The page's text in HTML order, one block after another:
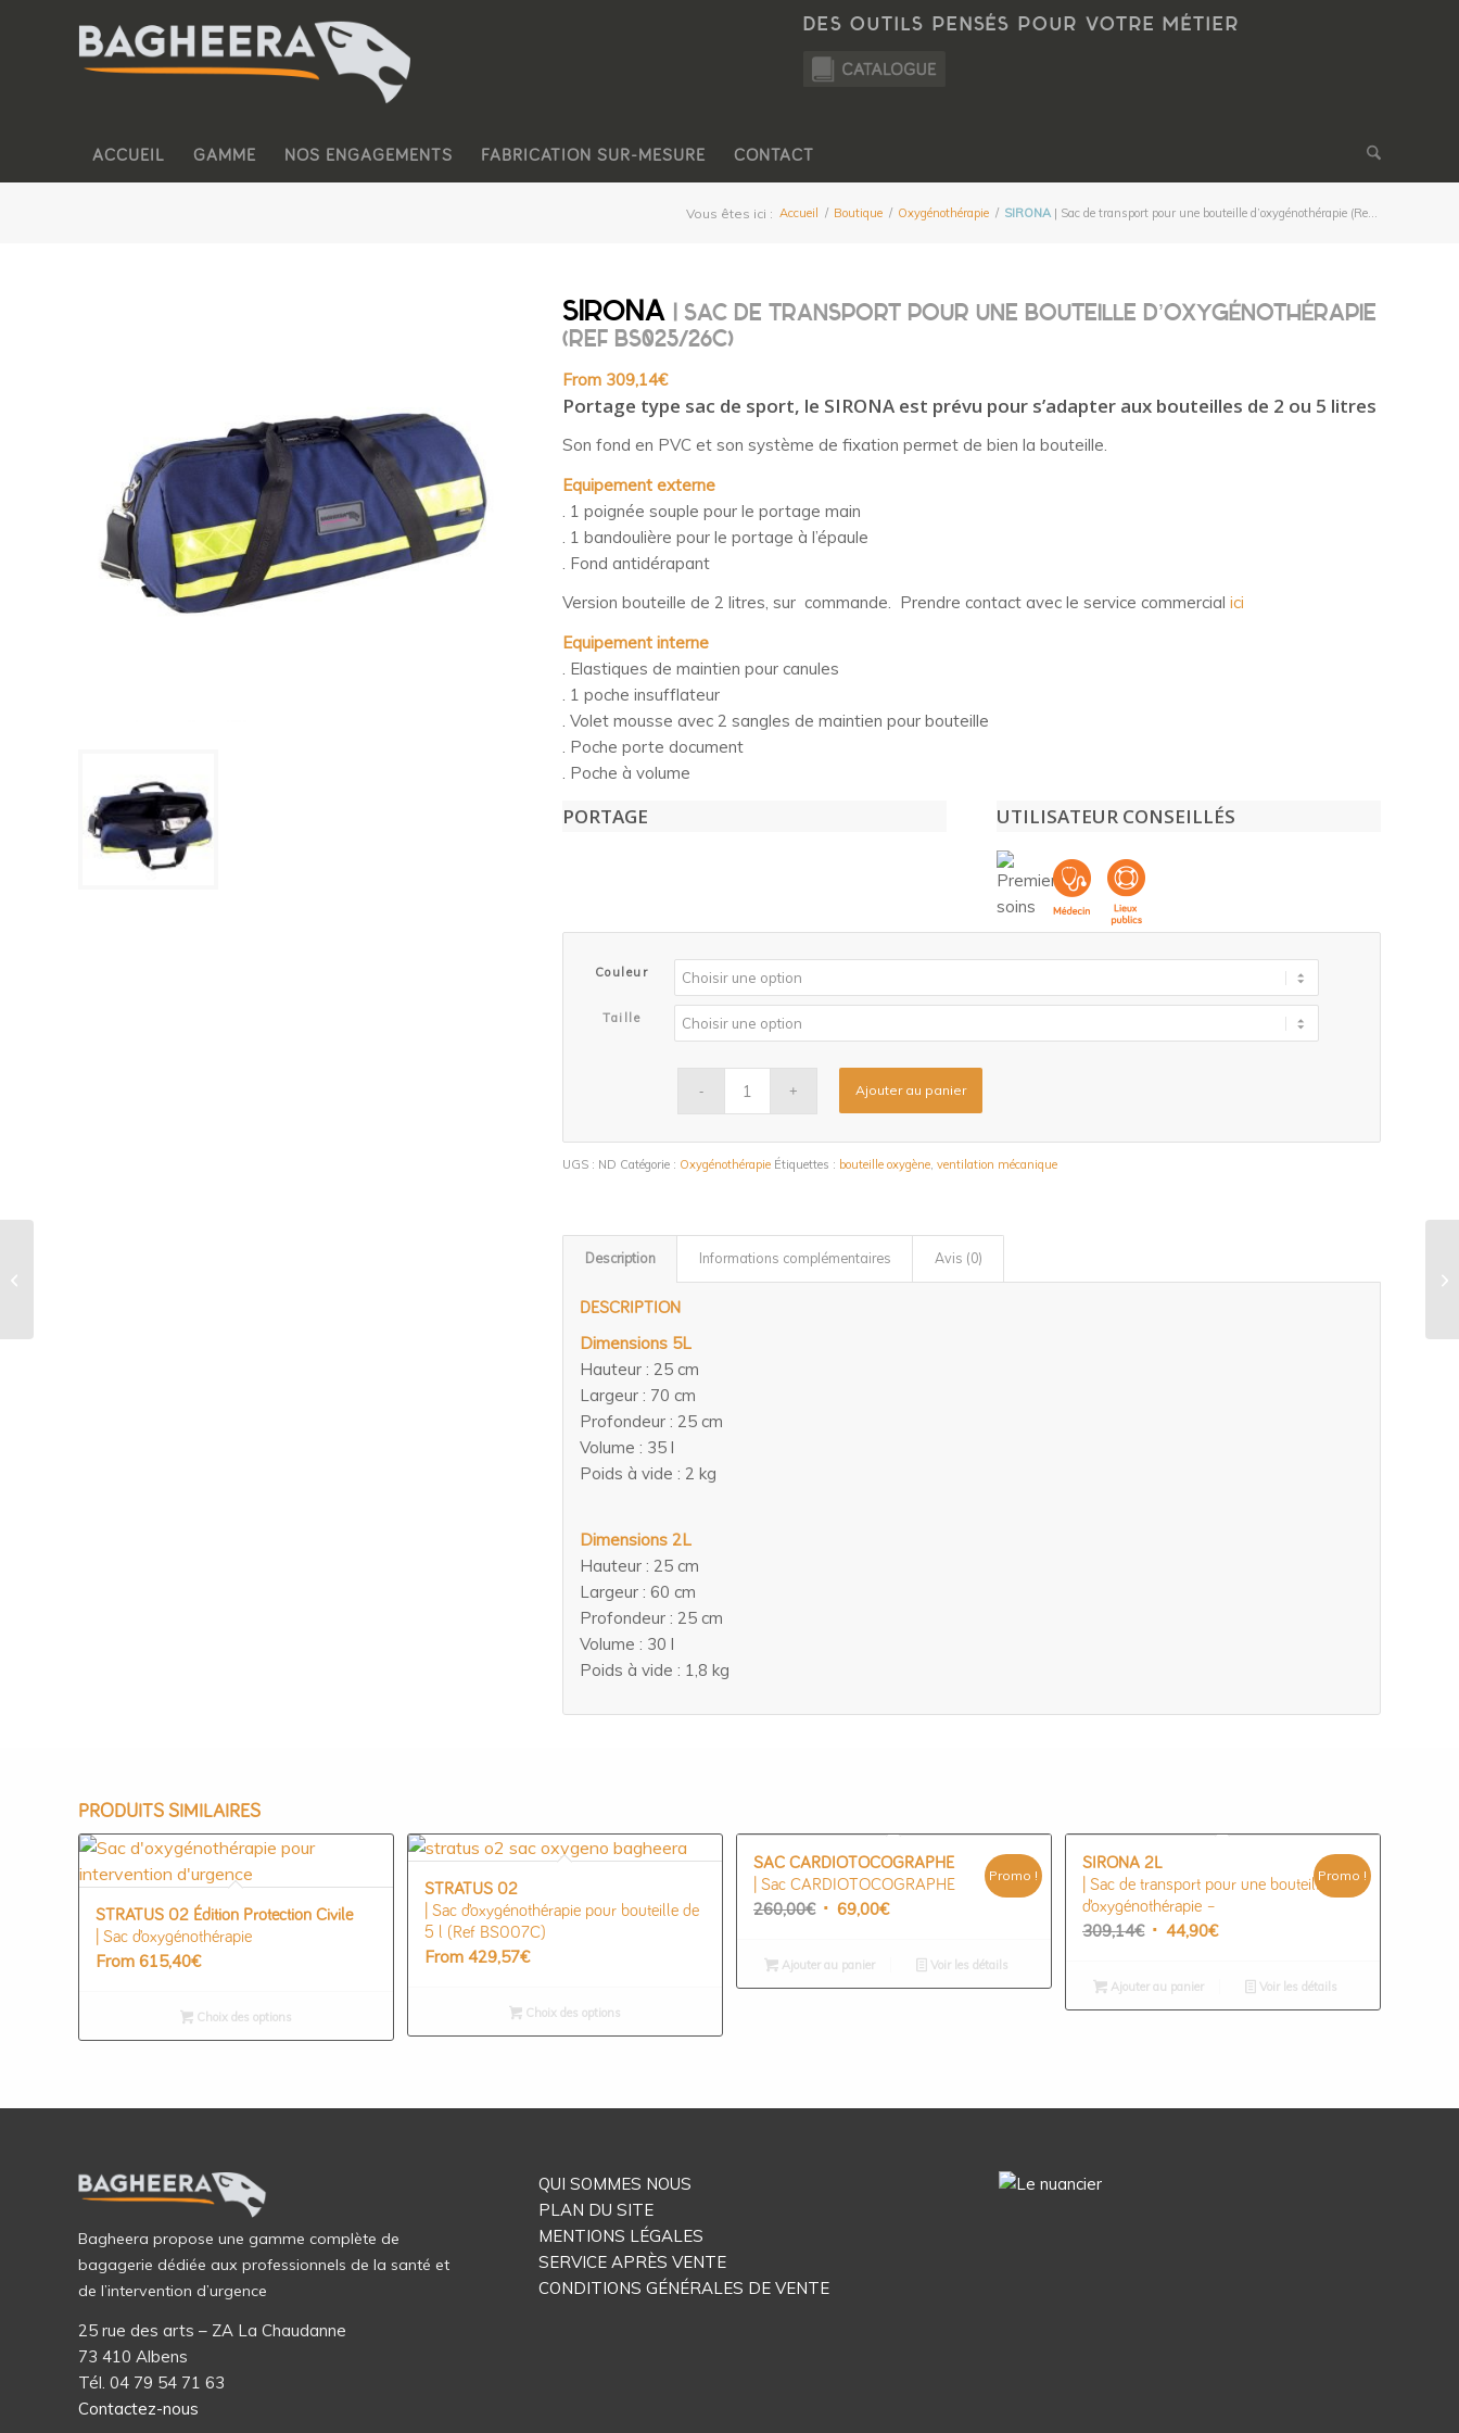
DES OUTILS PENSÉS POUR VOTRE MÉTIER
ACCUEIL GAMME NOS ENGAGEMENTS FABRICATION SUR-MESURE CONTACT
Vous êtes ici : Accueil / Boutique / Oxygénothérapie / SIRONA | Sac de transport pour une bouteille d’oxygénothérapie (Re...
SIRONA | SAC DE TRANSPORT POUR UNE BOUTEILLE D’OXYGÉNOTHÉRAPIE
(REF BS025/26C)
From 309,14€
​Portage type sac de sport, le SIRONA est prévu pour s’adapter aux bouteilles de 2 ou 5 litres
Son fond en PVC et son système de fixation permet de bien la bouteille.
Equipement externe
. 1 poignée souple pour le portage main
. 1 bandoulière pour le portage à l’épaule
. Fond antidérapant
Version bouteille de 2 litres, sur commande. Prendre contact avec le service commercial ici
Equipement interne
. Elastiques de maintien pour canules
. 1 poche insufflateur
. Volet mousse avec 2 sangles de maintien pour bouteille
. Poche porte document
. Poche à volume
PORTAGE UTILISATEUR CONSEILLÉS
Couleur
Taille
Ajouter au panier
UGS : ND Catégorie : Oxygénothérapie Étiquettes : bouteille oxygène ventilation mécanique
Description Informations complémentaires Avis (0)
DESCRIPTION
Dimensions 5L
Hauteur : 25 cm
Largeur : 70 cm
Profondeur : 25 cm
Volume : 35 l
Poids à vide : 2 kg
Dimensions 2L
Hauteur : 25 cm
Largeur : 60 cm
Profondeur : 25 cm
Volume : 30 l
Poids à vide : 1,8 kg
PRODUITS SIMILAIRES
STRATUS 02 Édition Protection Civile
| Sac d’oxygénothérapie
From 615,40€
Choix des options
STRATUS 02
| Sac d’oxygénothérapie pour bouteille de
5 l (Ref BS007C)
From 429,57€
Choix des options
SAC CARDIOTOCOGRAPHE
| Sac CARDIOTOCOGRAPHE
260,00€ Le
initial
était :
69,00€Le
actuel
est :
Promo !
Ajouter au panier Voir les détails
SIRONA 2L
| Sac de transport pour une bouteille
d’oxygénothérapie –
309,14€ Le
initial
était :
44,90€Le
actuel
est :
Promo !
Ajouter au panier Voir les détails
Bagheera propose une gamme complète de
bagagerie dédiée aux professionnels de la santé et
de l’intervention d’urgence
25 rue des arts – ZA La Chaudanne
73 410 Albens
Tél. 04 79 54 71 63
Contactez-nous
QUI SOMMES NOUS
PLAN DU SITE
MENTIONS LÉGALES
SERVICE APRÈS VENTE
CONDITIONS GÉNÉRALES DE VENTE